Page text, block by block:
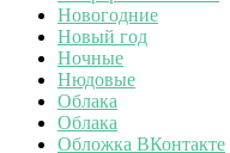
Новогодние
Новый год
Ночные
Нюдовые
Облака
Облака
Обложка ВКонтакте